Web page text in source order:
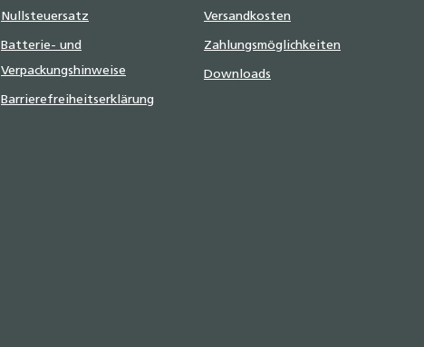
Nullsteuersatz
Batterie- und
Verpackungshinweise
Barrierefreiheitserklärung
Versandkosten
Zahlungsmöglichkeiten
Downloads